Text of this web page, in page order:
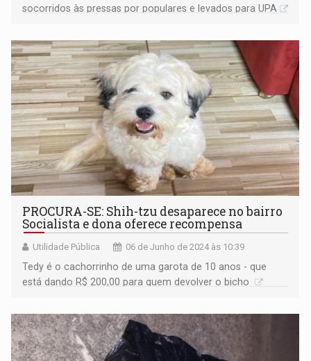
socorridos às pressas por populares e levados para UPA
PROCURA-SE: Shih-tzu desaparece no bairro
Socialista e dona oferece recompensa
Utilidade Pública 06 de Junho de 2024 às 10:39
Tedy é o cachorrinho de uma garota de 10 anos - que
está dando R$ 200,00 para quem devolver o bicho